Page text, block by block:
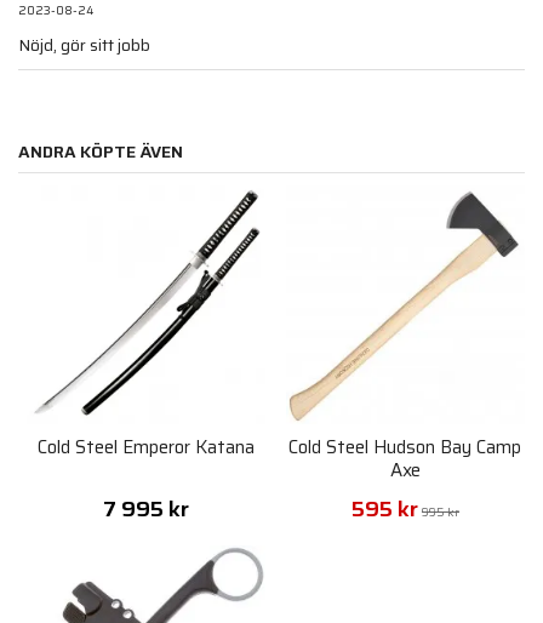
2023-08-24
Nöjd, gör sitt jobb
ANDRA KÖPTE ÄVEN
Cold Steel Emperor Katana
7 995 kr
Cold Steel Hudson Bay Camp
Axe
595 kr 995 kr